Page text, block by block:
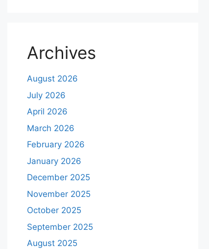
Archives
August 2026
July 2026
April 2026
March 2026
February 2026
January 2026
December 2025
November 2025
October 2025
September 2025
August 2025